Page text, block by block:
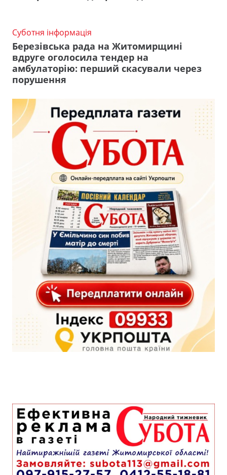
Суботня інформація
Березівська рада на Житомирщині
вдруге оголосила тендер на
амбулаторію: перший скасували через
порушення